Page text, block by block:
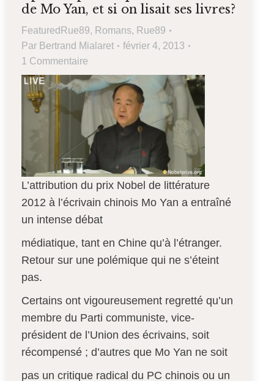
de Mo Yan, et si on lisait ses livres?
FeaturedRue89, Romans, Rue89
Par Bertrand Mialaret
février 4, 2013
1 Commentaire
L’attribution du prix Nobel de littérature
2012 à l’écrivain chinois Mo Yan a entraîné
un intense débat
médiatique, tant en Chine qu’à l’étranger.
Retour sur une polémique qui ne s’éteint
pas.
Certains ont vigoureusement regretté qu’un
membre du Parti communiste, vice-
président de l’Union des écrivains, soit
récompensé ; d’autres que Mo Yan ne soit
pas un critique radical du PC chinois ou un